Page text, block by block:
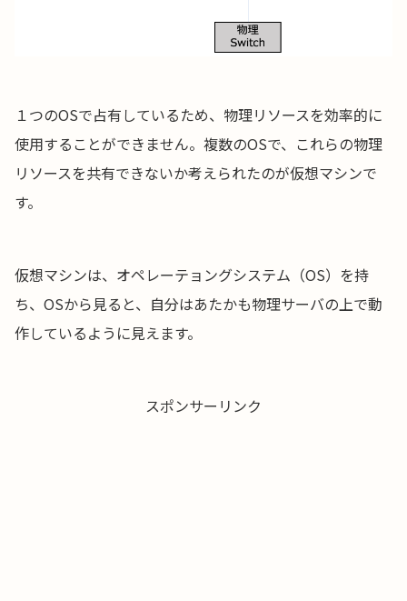
１つのOSで占有しているため、物理リソースを効率的に
使用することができません。複数のOSで、これらの物理
リソースを共有できないか考えられたのが仮想マシンで
す。
仮想マシンは、オペレーテョングシステム（OS）を持
ち、OSから見ると、自分はあたかも物理サーバの上で動
作しているように見えます。
スポンサーリンク